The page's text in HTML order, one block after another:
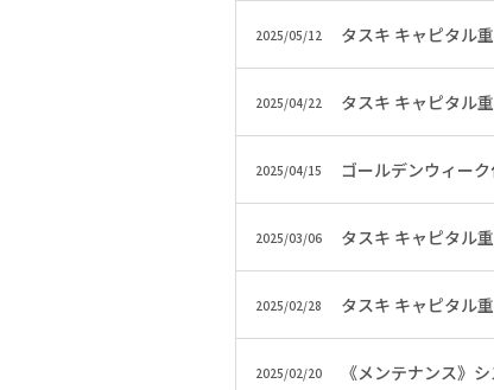
2025/05/12 タスキ キャピタル
2025/04/22 タスキ キャピタル
2025/04/15 ゴールデンウィー
2025/03/06 タスキ キャピタル
2025/02/28 タスキ キャピタル
2025/02/20 《メンテナンス》